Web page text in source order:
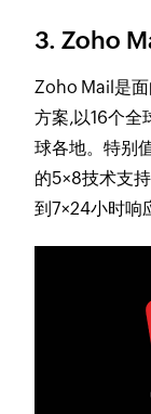
3. Zoho
Zoho Mail是
方案,以16个全
球各地。特别
的5×8技术支
到7×24小时响